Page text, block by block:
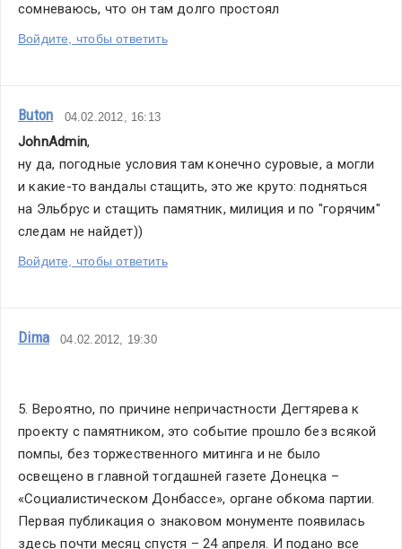
сомневаюсь, что он там долго простоял
Войдите, чтобы ответить
Buton 04.02.2012, 16:13
JohnAdmin,
ну да, погодные условия там конечно суровые, а могли
и какие-то вандалы стащить, это же круто: подняться
на Эльбрус и стащить памятник, милиция и по "горячим"
следам не найдет))
Войдите, чтобы ответить
Dima 04.02.2012, 19:30
5. Вероятно, по причине непричастности Дегтярева к
проекту с памятником, это событие прошло без всякой
помпы, без торжественного митинга и не было
освещено в главной тогдашней газете Донецка –
«Социалистическом Донбассе», органе обкома партии.
Первая публикация о знаковом монументе появилась
здесь почти месяц спустя – 24 апреля. И подано все